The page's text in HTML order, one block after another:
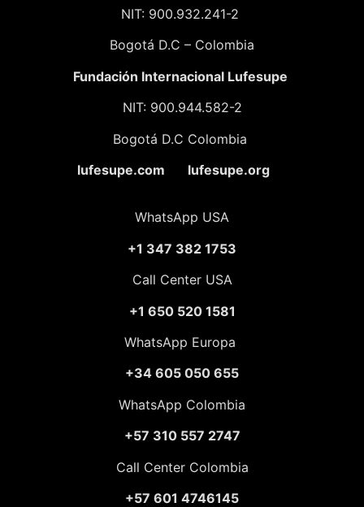
NIT: 900.932.241-2
Bogotá D.C – Colombia
Fundación Internacional Lufesupe
NIT: 900.944.582-2
Bogotá D.C Colombia
lufesupe.com lufesupe.org
WhatsApp USA
+1 347 382 1753
Call Center USA
+1 650 520 1581
WhatsApp Europa
+34 605 050 655
WhatsApp Colombia
+57 310 557 2747
Call Center Colombia
+57 601 4746145